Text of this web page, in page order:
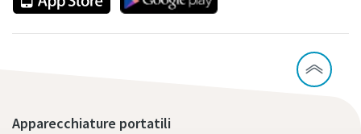
Apparecchiature portatili